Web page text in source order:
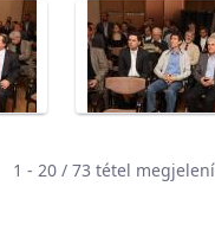
1 - 20 / 73 tétel